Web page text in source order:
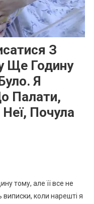
З
Ще Годину
Я
Палати,
Почула
тому, але її все не
виписки, коли нарешті я